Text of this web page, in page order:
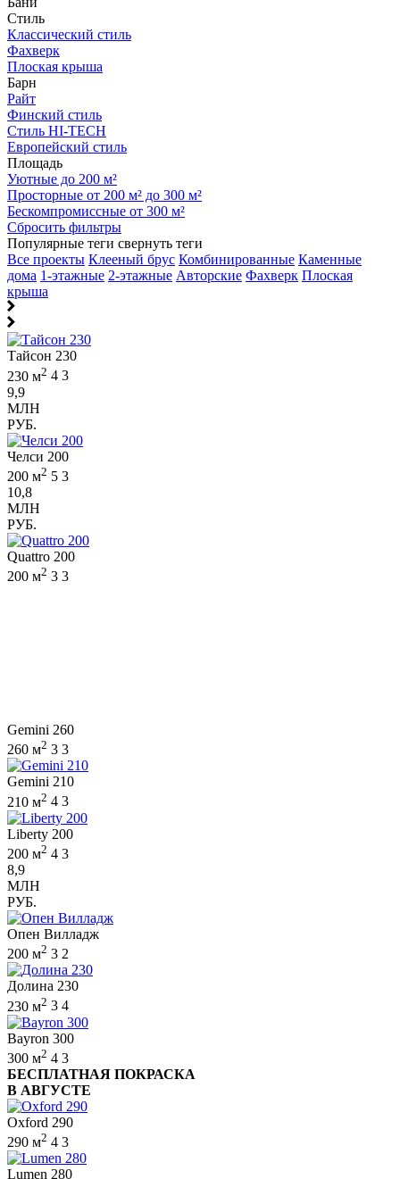
Стиль
Классический стиль
Фахверк
Плоская крыша
Барн
Райт
Финский стиль
Стиль HI-TECH
Европейский стиль
Площадь
Уютные до 200 м²
Просторные от 200 м² до 300 м²
Бескомпромиссные от 300 м²
Сбросить фильтры
Популярные теги свернуть теги
Все проекты Клееный брус Комбинированные Каменные
дома 1-этажные 2-этажные Авторские Фахверк Плоская
крыша
Тайсон 230
230 м2 4 3
9,9
МЛН
РУБ.
Челси 200
200 м2 5 3
10,8
МЛН
РУБ.
Quattro 200
200 м2 3 3
Gemini 260
260 м2 3 3
Gemini 210
210 м2 4 3
Liberty 200
200 м2 4 3
8,9
МЛН
РУБ.
Опен Вилладж
200 м2 3 2
Долина 230
230 м2 3 4
Bayron 300
300 м2 4 3
БЕСПЛАТНАЯ ПОКРАСКА
В АВГУСТЕ
Oxford 290
290 м2 4 3
Lumen 280